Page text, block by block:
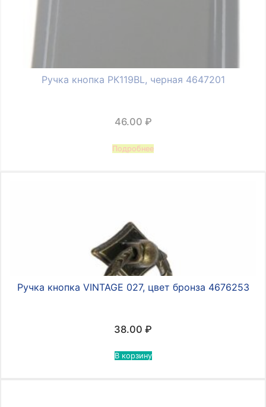
черная
3763166
Ручка кнопка РК119BL, черная 4647201
46.00 ₽
Подробнее
Ручка кнопка VINTAGE 027, цвет бронза 4676253
38.00 ₽
В корзину